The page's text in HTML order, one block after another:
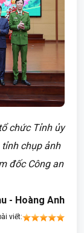
chức Tỉnh ủy
chụp ảnh
đốc Công an
- Hoàng Anh
viết: